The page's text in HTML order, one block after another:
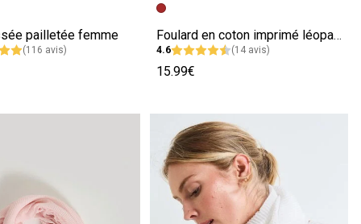
pailletée femme
(116 avis)
Foulard en coton imprimé léopard femme
4.6 (14 avis)
15.99€